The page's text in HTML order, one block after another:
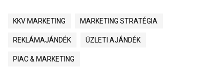
KKV MARKETING MARKETING STRATÉGIA
REKLÁMAJÁNDÉK ÜZLETI AJÁNDÉK
PIAC & MARKETING